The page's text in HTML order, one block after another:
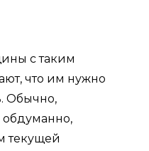
с таким
что им нужно
Обычно,
обдуманно,
текущей